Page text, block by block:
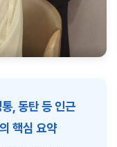
, 동탄 등 인근
핵심 요약